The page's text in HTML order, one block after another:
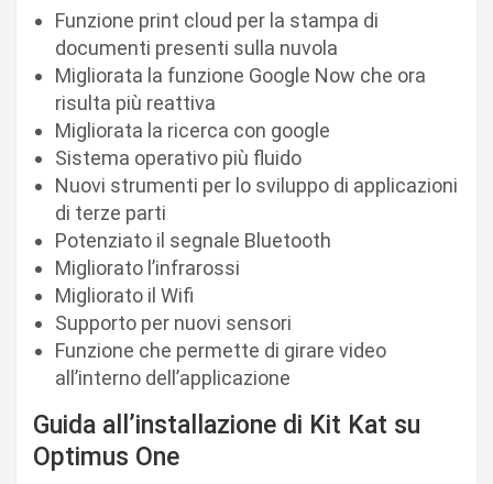
Funzione print cloud per la stampa di
documenti presenti sulla nuvola
Migliorata la funzione Google Now che ora
risulta più reattiva
Migliorata la ricerca con google
Sistema operativo più fluido
Nuovi strumenti per lo sviluppo di applicazioni
di terze parti
Potenziato il segnale Bluetooth
Migliorato l’infrarossi
Migliorato il Wifi
Supporto per nuovi sensori
Funzione che permette di girare video
all’interno dell’applicazione
Guida all’installazione di Kit Kat su
Optimus One